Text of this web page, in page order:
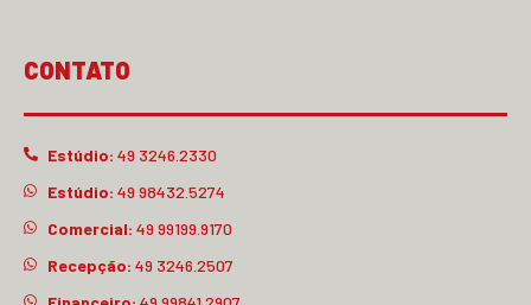
CONTATO
Estúdio: 49 3246.2330
Estúdio: 49 98432.5274
Comercial: 49 99199.9170
Recepção: 49 3246.2507